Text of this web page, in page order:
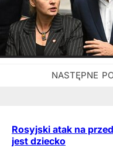
Rosyjski atak na
jest dziecko